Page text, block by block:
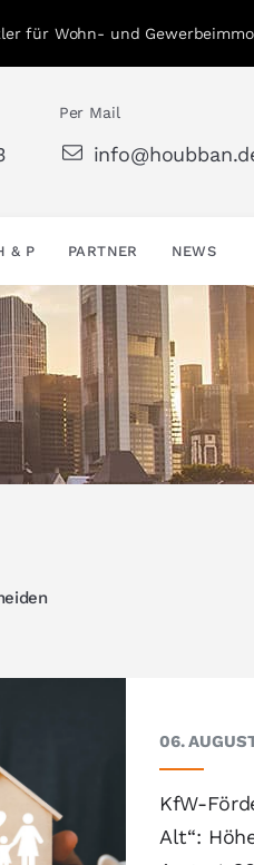
für Wohn- und
Per Mail
& P PARTNER NEWS
06.
KfW-
Alt“: